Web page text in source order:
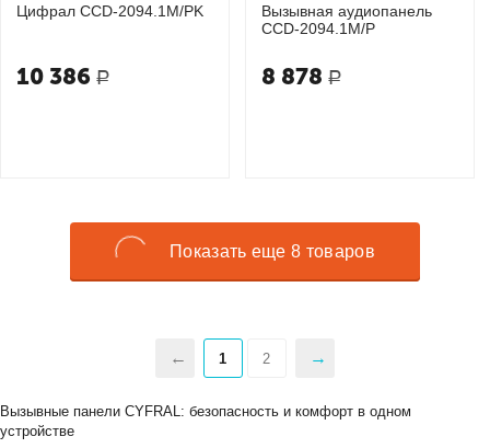
Вызывные панели CYFRAL: безопасность и комфорт в одном
устройстве
Цифрал CCD-2094.1М/PK
10 386 Р
Вызывная аудиопанель
CCD-2094.1M/Р
8 878 Р
Показать еще 8 товаров
1 2